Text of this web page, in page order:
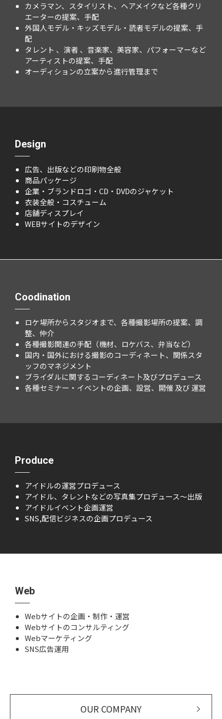
カメラマン、スタイリスト、ヘアメイクなど各種クリ
エーターの提案、手配
外国人モデル・キッズモデル・読者モデルの提案、手
配
タレント 、演者 、音楽家、美容家、パフォーマーなど
アーティストの提案、手配
オーディションの立案から進行管理まで
Design
広告、出版などの印刷物全般
商品パッケージ
企業・ブランドロゴ・CD・DVDのジャケット
衣装全般・コスチューム
店舗ディスプレイ
WEBサイトのデザイン
Coodination
ロケ場所からスタジオまで、各種撮影場所の提案、調
整、仲介
各種撮影関連の手配（機材、ロケバス、弁当など）
国内・国外における撮影のコーディネート、関係スタ
ッフのマネジメント
ブライダルに関するコーディネー卜及びプロデュース
各種セミナー・イベントの企画、設営、開催 及び 運営
Produce
アイドルの運営プロデュース
アイドル、タレントなどの写真集プロデュース～出版
アイドルイベント企画運営
SNS,配信ビジネスの企画プロデュース
Web
Webサイトの企画・制作・運営
Webサイトのコンサルティング
Webマーケティング
SNS広告運用
OUR COMPANY